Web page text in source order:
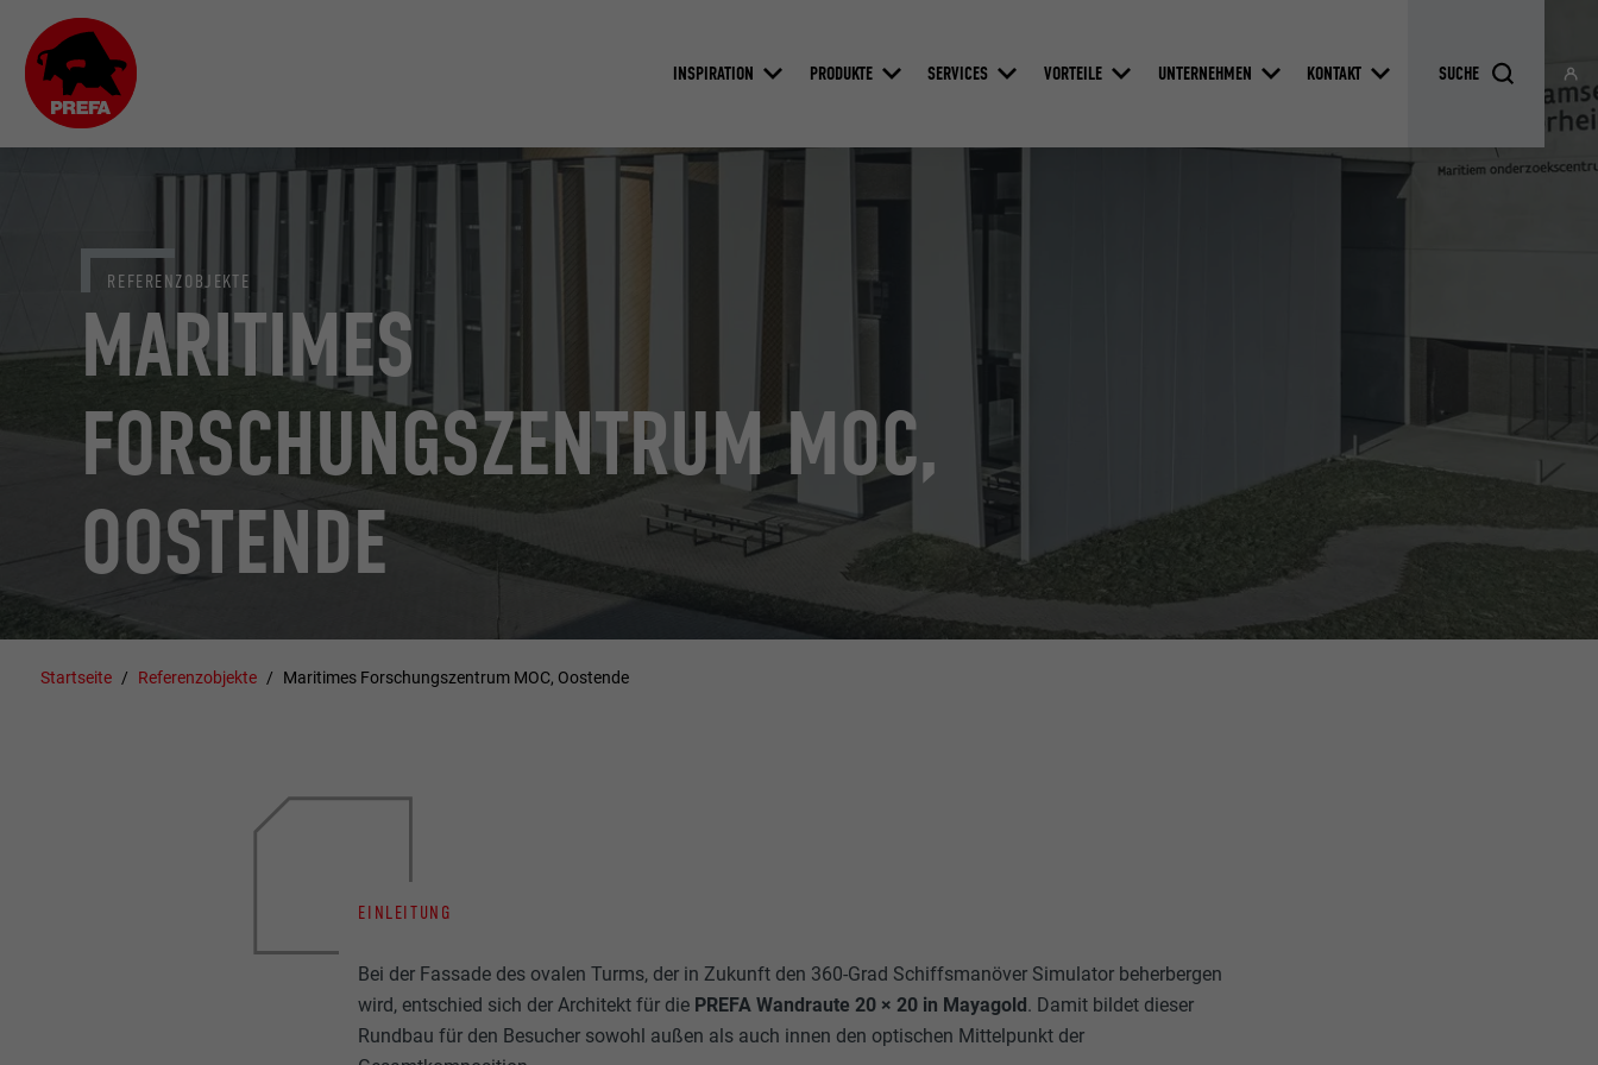
INSPIRATION PRODUKTE SERVICES VORTEILE UNTERNEHMEN KONTAKT
MARITIMES
FORSCHUNGSZENTRUM MOC,
OOSTENDE
REFERENZOBJEKTE
Startseite Referenzobjekte Maritimes Forschungszentrum MOC, Oostende
EINLEITUNG
Bei der Fassade des ovalen Turms, der in Zukunft den 360-Grad Schiffsmanöver Simulator beherbergen
wird, entschied sich der Architekt für die PREFA Wandraute 20 × 20 in Mayagold. Damit bildet dieser
Rundbau für den Besucher sowohl außen als auch innen den optischen Mittelpunkt der